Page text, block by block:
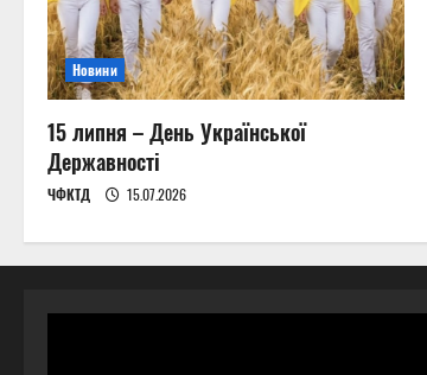
Новини
15 липня – День Української
Державності
ЧФКТД 15.07.2026